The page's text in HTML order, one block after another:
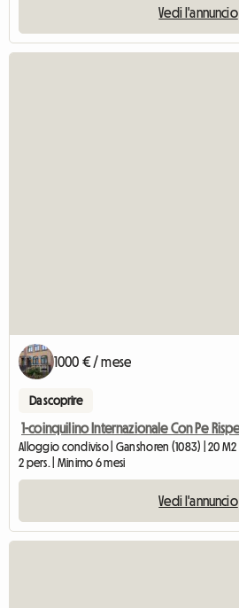
Vedi l'annuncio
1000 € / mese
Da scoprire
Alloggio condiviso | Ganshoren (1083) | 20 M2
2 pers. | Minimo 6 mesi
Vedi l'annuncio